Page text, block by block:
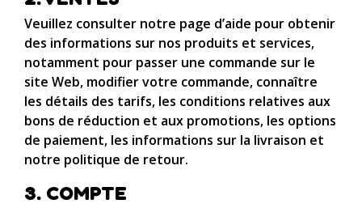
Veuillez consulter notre page d’aide pour obtenir
des informations sur nos produits et services,
notamment pour passer une commande sur le
site Web, modifier votre commande, connaître
les détails des tarifs, les conditions relatives aux
bons de réduction et aux promotions, les options
de paiement, les informations sur la livraison et
notre politique de retour.
3. COMPTE